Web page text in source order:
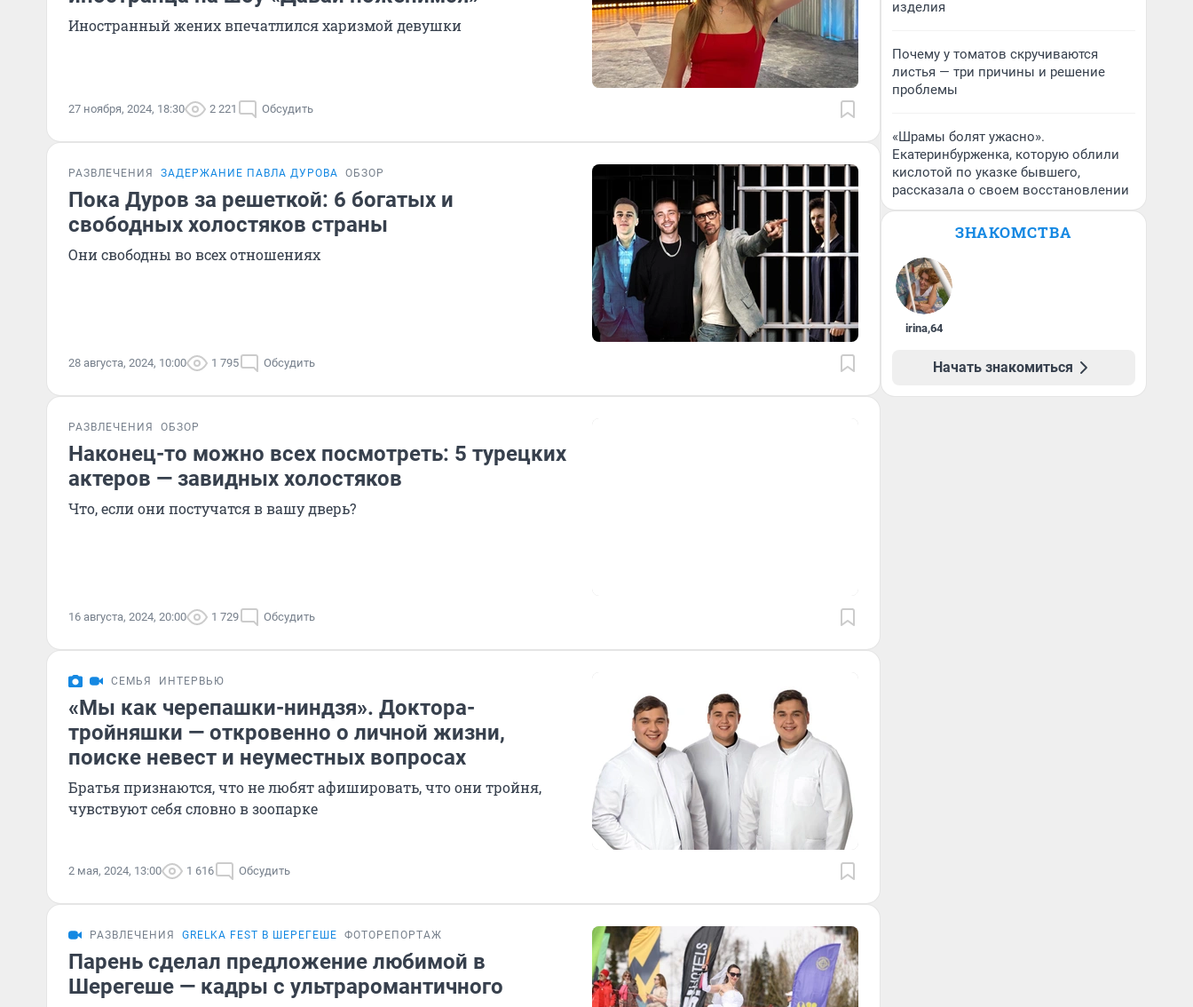
Иностранный жених впечатлился харизмой девушки
27 ноября, 2024, 18:30 2 221 Обсудить
РАЗВЛЕЧЕНИЯ ЗАДЕРЖАНИЕ ПАВЛА ДУРОВА ОБЗОР
Пока Дуров за решеткой: 6 богатых и
свободных холостяков страны
Они свободны во всех отношениях
28 августа, 2024, 10:00 1 795 Обсудить
РАЗВЛЕЧЕНИЯ ОБЗОР
Наконец-то можно всех посмотреть: 5 турецких
актеров — завидных холостяков
Что, если они постучатся в вашу дверь?
16 августа, 2024, 20:00 1 729 Обсудить
СЕМЬЯ ИНТЕРВЬЮ
«Мы как черепашки-ниндзя». Доктора-
тройняшки — откровенно о личной жизни,
поиске невест и неуместных вопросах
Братья признаются, что не любят афишировать, что они тройня,
чувствуют себя словно в зоопарке
2 мая, 2024, 13:00 1 616 Обсудить
РАЗВЛЕЧЕНИЯ GRELKA FEST В ШЕРЕГЕШЕ ФОТОРЕПОРТАЖ
Парень сделал предложение любимой в
Шерегеше — кадры с ультраромантичного
изделия
Почему у томатов скручиваются
листья — три причины и решение
проблемы
«Шрамы болят ужасно».
Екатеринбурженка, которую облили
кислотой по указке бывшего,
рассказала о своем восстановлении
ЗНАКОМСТВА
irina,64
Начать знакомиться